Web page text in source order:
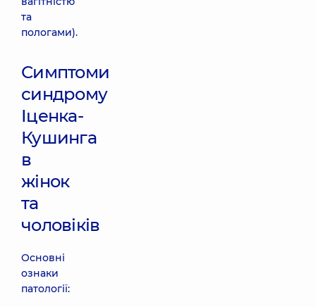
та
пологами).
Симптоми
синдрому
Іценка-
Кушинга
в
жінок
та
чоловіків
Основні
ознаки
патології: